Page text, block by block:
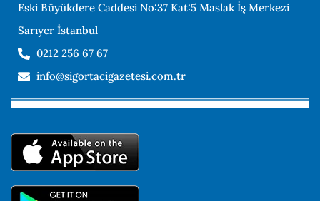
Eski Büyükdere Caddesi No:37 Kat:5 Maslak İş Merkezi
Sarıyer İstanbul
0212 256 67 67
info@sigortacigazetesi.com.tr